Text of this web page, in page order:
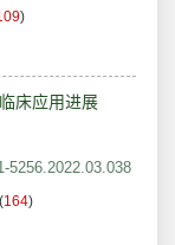
)
床应用进展
5256.2022.03.038
(164)